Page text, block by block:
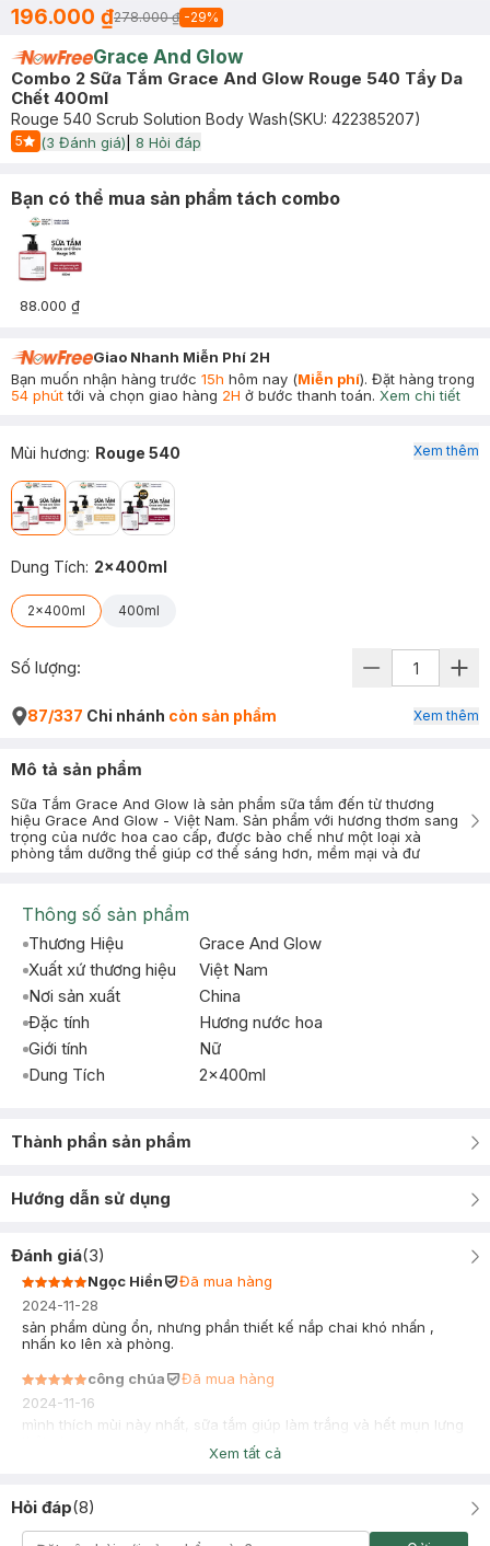
196.000 ₫278.000 ₫ -29%
Grace And Glow
Combo 2 Sữa Tắm Grace And Glow Rouge 540 Tẩy Da
Chết 400ml
Rouge 540 Scrub Solution Body Wash(SKU: 422385207)
5
Start Icon
(3 Đánh giá) 8 Hỏi đáp
Bạn có thể mua sản phẩm tách combo
88.000 ₫
Giao Nhanh Miễn Phí 2H
Bạn muốn nhận hàng trước 15h hôm nay (Miễn phí). Đặt hàng trong
54 phúttới và chọn giao hàng 2H ở bước thanh toán. Xem chi tiết
Mùi hương: Rouge 540
Dung Tích: 2x400ml
2x400ml 400ml
Xem thêm
Số lượng:
87/337 Chi nhánh còn sản phẩm Xem thêm
Mô tả sản phẩm
Sữa Tắm Grace And Glow là sản phẩm sữa tắm đến từ thương
hiệu Grace And Glow - Việt Nam. Sản phẩm với hương thơm sang
trọng của nước hoa cao cấp, được bào chế như một loại xà
phòng tắm dưỡng thể giúp cơ thể sáng hơn, mềm mại và đư
Thông số sản phẩm
Thương Hiệu
Grace And Glow
Xuất xứ thương hiệu
Việt Nam
Nơi sản xuất
China
Đặc tính
Hương nước hoa
Giới tính
Nữ
Dung Tích
2x400ml
Thành phần sản phẩm
Hướng dẫn sử dụng
Đánh giá(3)
Ngọc Hiền
Đã mua hàng
2024-11-28
sản phẩm dùng ổn, nhưng phần thiết kế nắp chai khó nhấn ,
nhấn ko lên xà phòng.
công chúa
Đã mua hàng
2024-11-16
mình thích mùi này nhất, sữa tắm giúp làm trắng và hết mụn lưng
Xem tất cả
Hỏi đáp(8)